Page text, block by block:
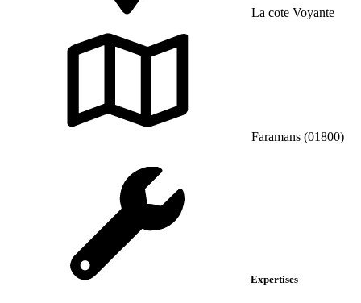
La cote Voyante
Faramans (01800)
Expertises